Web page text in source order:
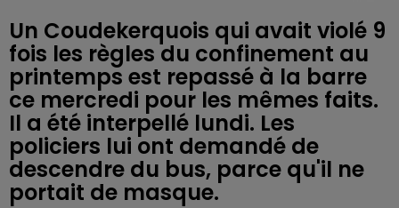
Un Coudekerquois qui avait violé 9
fois les règles du confinement au
printemps est repassé à la barre
ce mercredi pour les mêmes faits.
Il a été interpellé lundi. Les
policiers lui ont demandé de
descendre du bus, parce qu'il ne
portait de masque.